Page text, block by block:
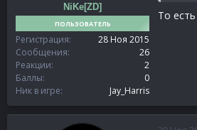
NiKe[ZD]
ПОЛЬЗОВАТЕЛЬ
Регистрация
28 Ноя 2015
Сообщения
26
Реакции
2
Баллы
0
Ник в игре
Jay_Harris
То